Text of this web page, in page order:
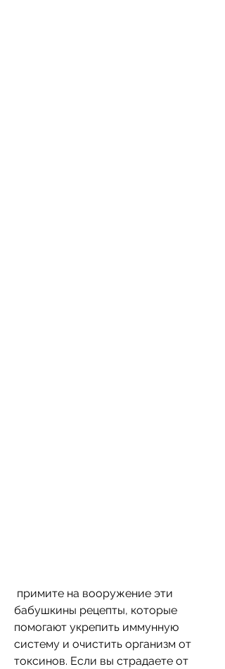
бабушкины рецепты, которые
помогают укрепить иммунную
систему и очистить организм от
токсинов. Если вы страдаете от